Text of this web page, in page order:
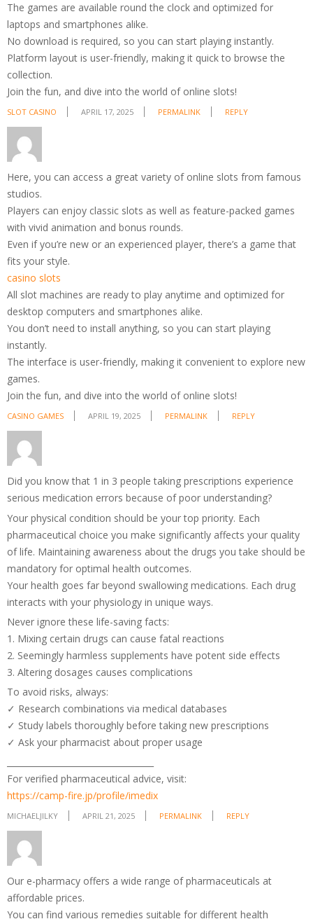
The games are available round the clock and optimized for
laptops and smartphones alike.
No download is required, so you can start playing instantly.
Platform layout is user-friendly, making it quick to browse the
collection.
Join the fun, and dive into the world of online slots!
SLOT CASINO APRIL 17, 2025 PERMALINK REPLY
Here, you can access a great variety of online slots from famous
studios.
Players can enjoy classic slots as well as feature-packed games
with vivid animation and bonus rounds.
Even if you’re new or an experienced player, there’s a game that
fits your style.
casino slots
All slot machines are ready to play anytime and optimized for
desktop computers and smartphones alike.
You don’t need to install anything, so you can start playing
instantly.
The interface is user-friendly, making it convenient to explore new
games.
Join the fun, and dive into the world of online slots!
CASINO GAMES APRIL 19, 2025 PERMALINK REPLY
Did you know that 1 in 3 people taking prescriptions experience
serious medication errors because of poor understanding?
Your physical condition should be your top priority. Each
pharmaceutical choice you make significantly affects your quality
of life. Maintaining awareness about the drugs you take should be
mandatory for optimal health outcomes.
Your health goes far beyond swallowing medications. Each drug
interacts with your physiology in unique ways.
Never ignore these life-saving facts:
1. Mixing certain drugs can cause fatal reactions
2. Seemingly harmless supplements have potent side effects
3. Altering dosages causes complications
To avoid risks, always:
✓ Research combinations via medical databases
✓ Study labels thoroughly before taking new prescriptions
✓ Ask your pharmacist about proper usage
For verified pharmaceutical advice, visit:
https://camp-fire.jp/profile/imedix
MICHAELJILKY APRIL 21, 2025 PERMALINK REPLY
Our e-pharmacy offers a wide range of pharmaceuticals at
affordable prices.
You can find various remedies suitable for different health